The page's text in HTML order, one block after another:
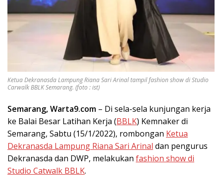
Ketua Dekranasda Lampung Riana Sari Arinal tampil fashion show di Studio
Carwalk BBLK Semarang. (foto : ist)
Semarang, Warta9.com – Di sela-sela kunjungan kerja
ke Balai Besar Latihan Kerja (BBLK) Kemnaker di
Semarang, Sabtu (15/1/2022), rombongan Ketua
Dekranasda Lampung Riana Sari Arinal dan pengurus
Dekranasda dan DWP, melakukan fashion show di
Studio Catwalk BBLK.